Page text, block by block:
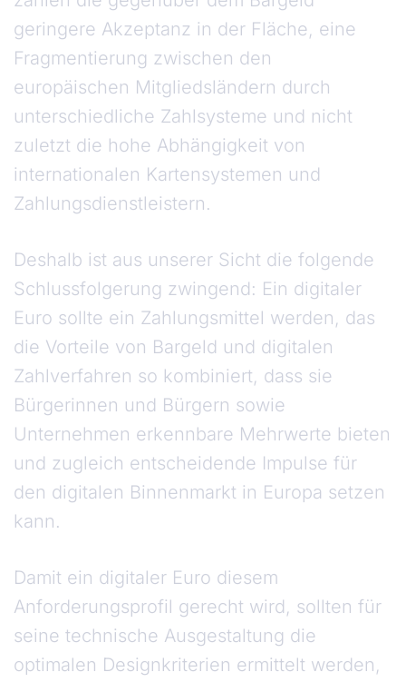
geringere Akzeptanz in der Fläche, eine
Fragmentierung zwischen den
europäischen Mitgliedsländern durch
unterschiedliche Zahlsysteme und nicht
zuletzt die hohe Abhängigkeit von
internationalen Kartensystemen und
Zahlungsdienstleistern.
Deshalb ist aus unserer Sicht die folgende
Schlussfolgerung zwingend: Ein digitaler
Euro sollte ein Zahlungsmittel werden, das
die Vorteile von Bargeld und digitalen
Zahlver­fahren so kombiniert, dass sie
Bürgerinnen und Bürgern sowie
Unternehmen erkennbare Mehrwerte bieten
und zugleich entscheidende Impulse für
den digitalen Binnenmarkt in Europa setzen
kann.
Damit ein digitaler Euro diesem
Anforderungsprofil gerecht wird, sollten für
seine technische Ausgestaltung die
optimalen Designkriterien ermittelt werden,